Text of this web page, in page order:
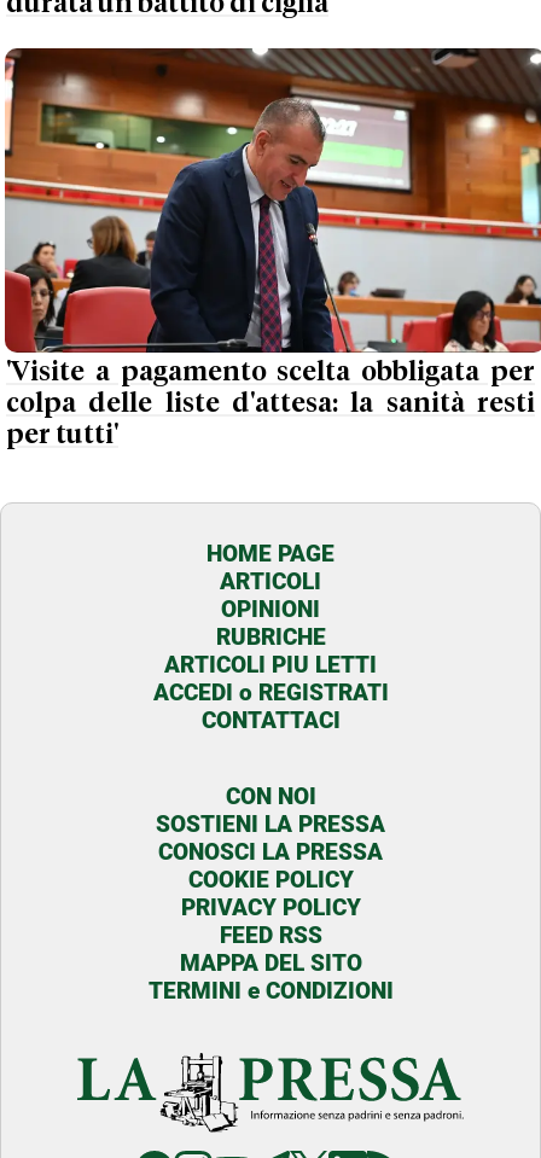
'Visite a pagamento scelta obbligata per
colpa delle liste d'attesa: la sanità resti
per tutti'
HOME PAGE
ARTICOLI
OPINIONI
RUBRICHE
ARTICOLI PIU LETTI
ACCEDI o REGISTRATI
CONTATTACI
CON NOI
SOSTIENI LA PRESSA
CONOSCI LA PRESSA
COOKIE POLICY
PRIVACY POLICY
FEED RSS
MAPPA DEL SITO
TERMINI e CONDIZIONI